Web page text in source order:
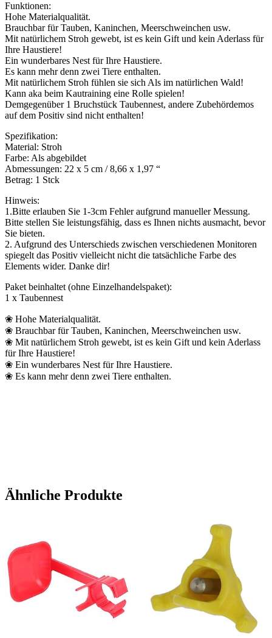
Funktionen:
Hohe Materialqualität.
Brauchbar für Tauben, Kaninchen, Meerschweinchen usw.
Mit natürlichem Stroh gewebt, ist es kein Gift und kein Aderlass für
Ihre Haustiere!
Ein wunderbares Nest für Ihre Haustiere.
Es kann mehr denn zwei Tiere enthalten.
Mit natürlichem Stroh fühlen sie sich Als im natürlichen Wald!
Kann aka beim Kautraining eine Rolle spielen!
Demgegenüber 1 Bruchstück Taubennest, andere Zubehördemos
auf dem Positiv sind nicht enthalten!
Spezifikation:
Material: Stroh
Farbe: Als abgebildet
Abmessungen: 22 x 5 cm / 8,66 x 1,97 “
Betrag: 1 Stck
Hinweis:
1.Bitte erlauben Sie 1-3cm Fehler aufgrund manueller Messung.
Bitte stellen Sie leistungsfähig, dass es Ihnen nichts ausmacht, bevor
Sie bieten.
2. Aufgrund des Unterschieds zwischen verschiedenen Monitoren
spiegelt das Positiv vielleicht nicht die tatsächliche Farbe des
Elements wider. Danke dir!
Paket beinhaltet (ohne Einzelhandelspaket):
1 x Taubennest
❀ Hohe Materialqualität.
❀ Brauchbar für Tauben, Kaninchen, Meerschweinchen usw.
❀ Mit natürlichem Stroh gewebt, ist es kein Gift und kein Aderlass
für Ihre Haustiere!
❀ Ein wunderbares Nest für Ihre Haustiere.
❀ Es kann mehr denn zwei Tiere enthalten.
Ähnliche Produkte